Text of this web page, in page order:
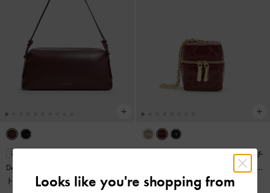
再入荷
Deyna デイナ メタリックアクセン
ト ダブルストラップショルダーバ
Janie マイクロジェイニー キルトチ
ェーンハンドルボクシーポーチ
バーガンディ
¥ 6,900
Looks like you're shopping from